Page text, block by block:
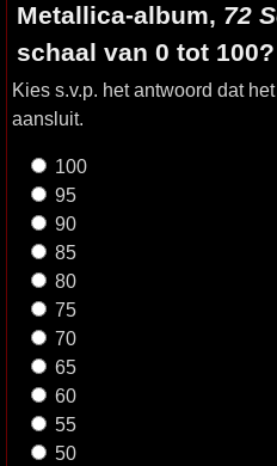
Metallica-album, 72
schaal van 0 tot 100?
Kies s.v.p. het antwoord dat
aansluit.
100
95
90
85
80
75
70
65
60
55
50